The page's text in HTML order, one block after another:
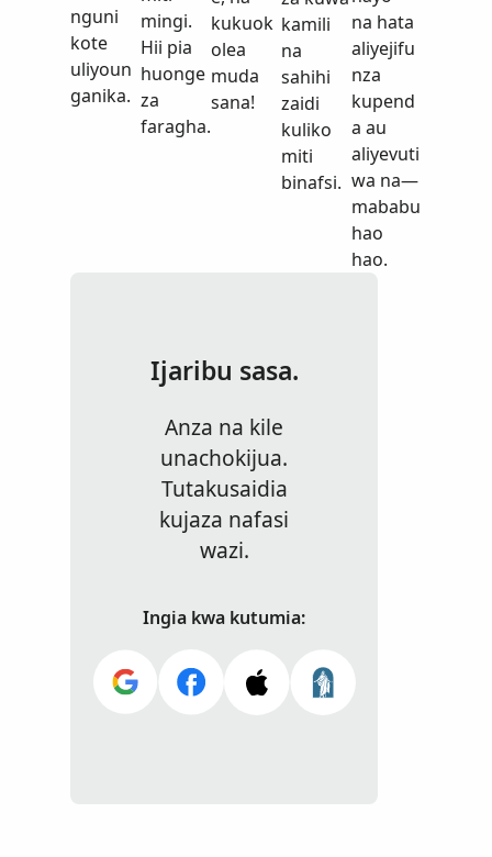
nguni
kote
uliyoun
ganika.
mingi.
Hii pia
huonge
za
faragha.
kukuok
olea
muda
sana!
kamili
na
sahihi
zaidi
kuliko
miti
binafsi.
na hata
aliyejifu
nza
kupend
a au
aliyevuti
wa na—
mababu
hao
hao.
Ijaribu sasa.
Anza na kile
unachokijua.
Tutakusaidia
kujaza nafasi
wazi.
Ingia kwa kutumia: